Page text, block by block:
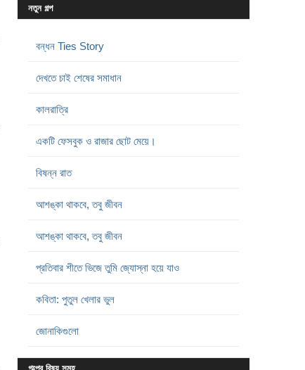
নতুন গল্প
বন্ধন Ties Story
দেখতে চাই শেষের সমাধান
কালরাত্রি
একটি ফেসবুক ও রাজার ছোট মেয়ে।
বিষন্ন রাত
আশঙ্কা থাকবে, তবু জীবন
আশঙ্কা থাকবে, তবু জীবন
প্রতিবার শীতে ভিজে তুমি জ্যোস্না হয়ে যাও
কবিতা: পুতুল খেলার ভুল
জোনাকিগুলো